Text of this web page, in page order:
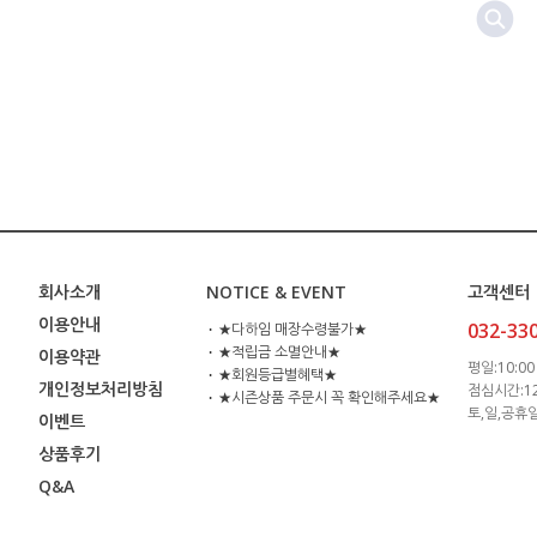
회사소개
이용안내
이용약관
개인정보처리방침
이벤트
상품후기
Q&A
NOTICE & EVENT
⋅ ★다하임 매장수령불가★
⋅ ★적립금 소멸안내★
⋅ ★회원등급별혜택★
⋅ ★시즌상품 주문시 꼭 확인해주세요★
고객센터
032-
평일
점심시간
토,일,공휴